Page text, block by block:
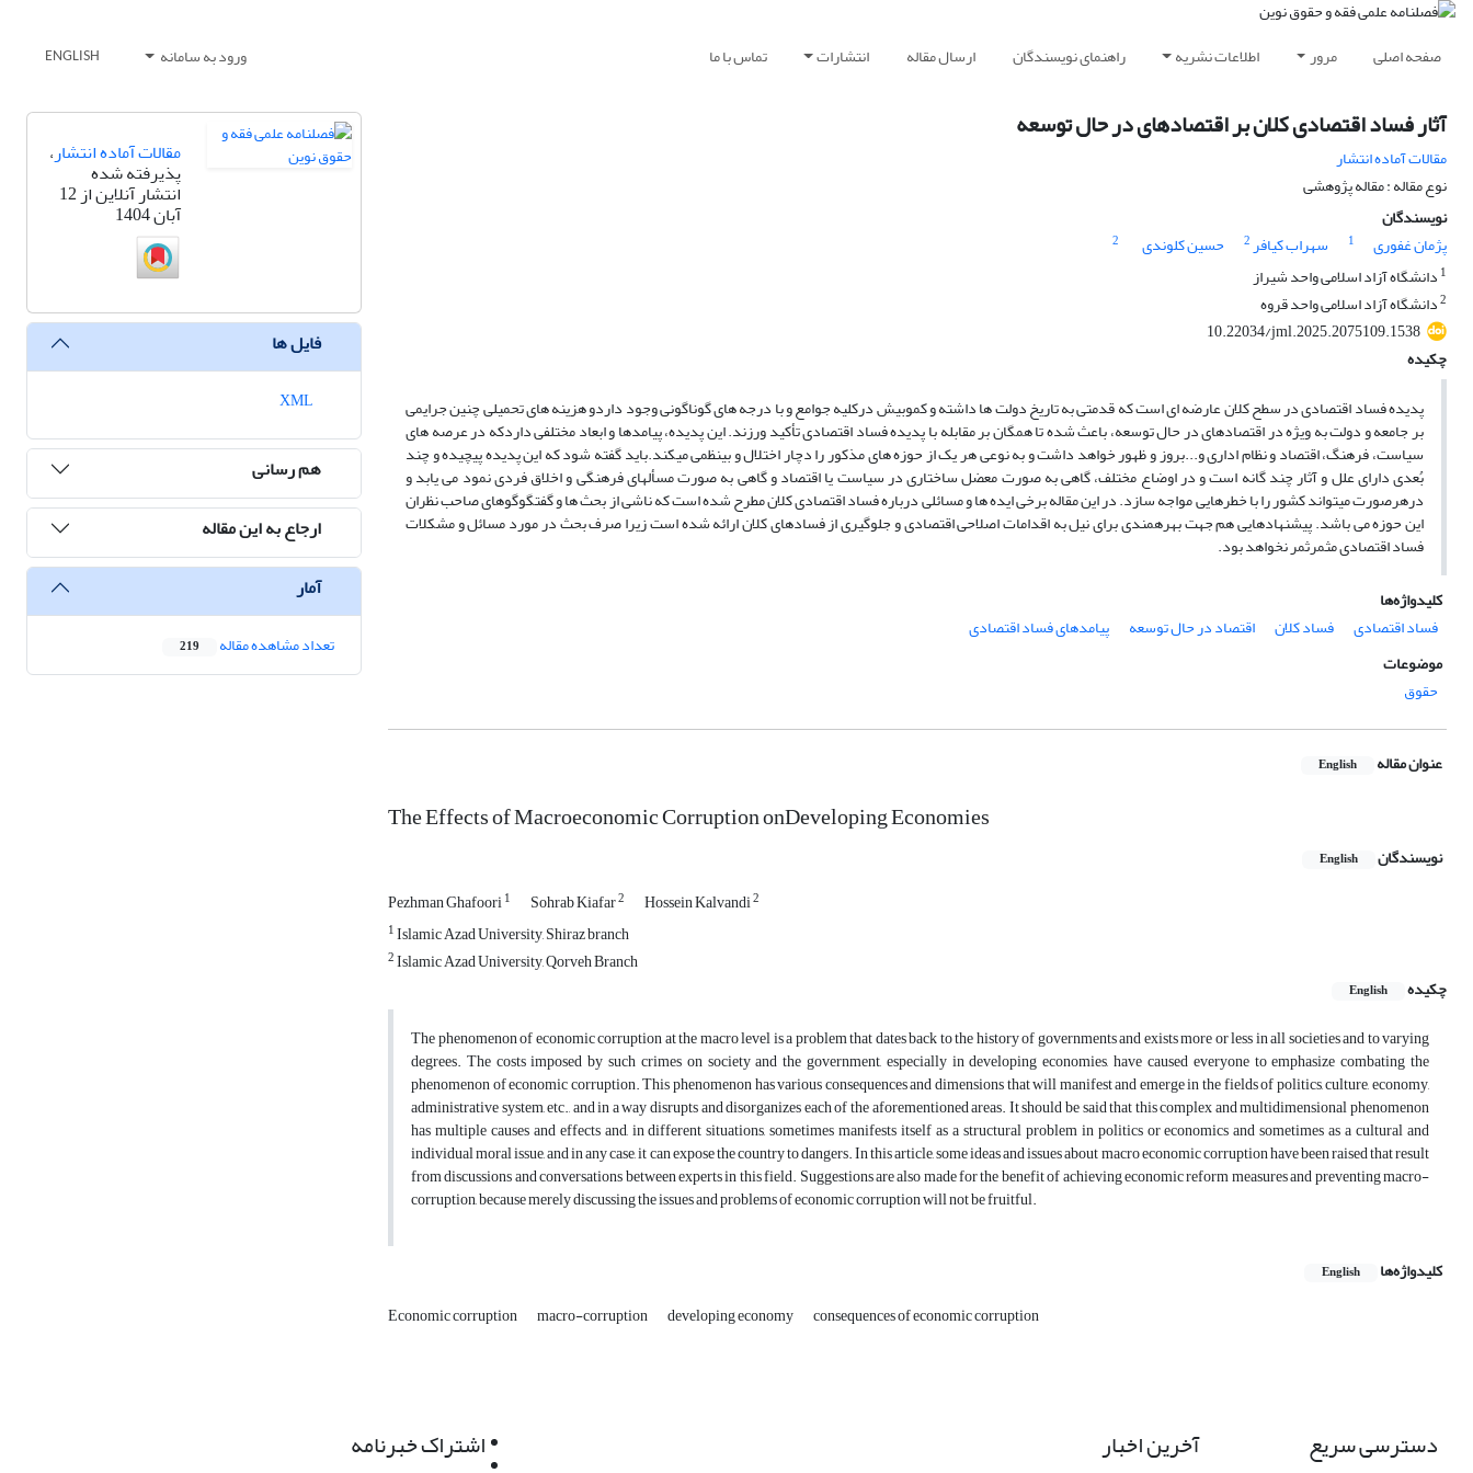
صفحه اصلی مرور اطلاعات نشریه راهنمای نویسندگان ارسال مقاله انتشارات تماس با ما ورود به سامانه ENGLISH
آثار فساد اقتصادی کلان بر اقتصادهای در حال توسعه
مقالات آماده انتشار
نوع مقاله : مقاله پژوهشی
نویسندگان
پژمان غفوری
1 سهراب کیافر2 حسین کلوندی
2
1 دانشگاه آزاد اسلامی واحد شیراز
2دانشگاه آزاد اسلامی واحد قروه
10.22034/jml.2025.2075109.1538
چکیده
پدیده فساد اقتصادی در سطح کلان عارضه ای است که قدمتی به تاریخ دولت ها داشته و کموبیش درکلیه جوامع و با درجه های گوناگونی وجود داردو هزینه های تحمیلی چنین جرایمی
بر جامعه و دولت به ویژه در اقتصادهای در حال توسعه، باعث شده تا همگان بر مقابله با پدیده فساد اقتصادی تأکید ورزند. این پدیده، پیامدها و ابعاد مختلفی داردکه در عرصه های
سیاست، فرهنگ، اقتصاد و نظام اداری و...بروز و ظهور خواهد داشت و به نوعی هر یک از حوزه های مذکور را دچار اختلال و بینظمی میکند.باید گفته شود که این پدیده پیچیده و چند
بُعدی دارای علل و آثار چند گانه است و در اوضاع مختلف، گاهی به صورت معضل ساختاری در سیاست یا اقتصاد و گاهی به صورت مسألهای فرهنگی و اخلاق فردی نمود می یابد و
درهرصورت میتواند کشور را با خطرهایی مواجه سازد. در این مقاله برخی ایده ها و مسائلی درباره فساد اقتصادی کلان مطرح شده است که ناشی از بحث ها و گفتگوگوهای صاحب نظران
این حوزه می باشد. پیشنهادهایی هم جهت بهرهمندی برای نیل به اقدامات اصلاحی اقتصادی و جلوگیری از فسادهای کلان ارائه شده است زیرا صرف بحث در مورد مسائل و مشکلات
فساد اقتصادی مثمرثمر نخواهد بود.
کلیدواژه‌ها
فساد اقتصادی
فساد کلان اقتصاد در حال توسعه
پیامدهای فساد اقتصادی
موضوعات
حقوق
عنوان مقاله English
The Effects of Macroeconomic Corruption onDeveloping Economies
نویسندگان English
Pezhman Ghafoori1 Sohrab Kiafar2 Hossein Kalvandi2
1Islamic Azad University, Shiraz branch
2Islamic Azad University, Qorveh Branch
چکیده
English
The phenomenon of economic corruption at the macro level is a problem that dates back to the history of governments and exists more or less in all societies and to varying
degrees. The costs imposed by such crimes on society and the government, especially in developing economies, have caused everyone to emphasize combating the
phenomenon of economic corruption. This phenomenon has various consequences and dimensions that will manifest and emerge in the fields of politics, culture, economy,
administrative system, etc., and in a way disrupts and disorganizes each of the aforementioned areas. It should be said that this complex and multidimensional phenomenon
has multiple causes and effects and, in different situations, sometimes manifests itself as a structural problem in politics or economics and sometimes as a cultural and
individual moral issue, and in any case, it can expose the country to dangers. In this article, some ideas and issues about macro economic corruption have been raised that result
from discussions and conversations between experts in this field. Suggestions are also made for the benefit of achieving economic reform measures and preventing macro-
corruption, because merely discussing the issues and problems of economic corruption will not be fruitful.
کلیدواژه‌ها English
Economic corruption macro-corruption developing economy consequences of economic corruption
مقالات آماده انتشار،
پذیرفته شده
انتشار آنلاین از 12
آبان 1404
فایل ها
هم رسانی
ارجاع به این مقاله
آمار
تعداد مشاهده مقاله 219
دسترسی سریع آخرین اخبار اشتراک خبرنامه